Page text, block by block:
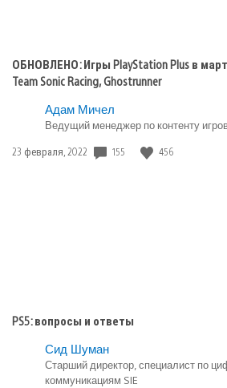
ОБНОВЛЕНО: Игры PlayStation Plus в
Team Sonic Racing, Ghostrunner
Адам Мичел
Ведущий менеджер по контенту
Дата
23 февраля, 2022 155 456
PS5: вопросы и ответы
Сид Шуман
Старший директор, специалист по
коммуникациям SIE